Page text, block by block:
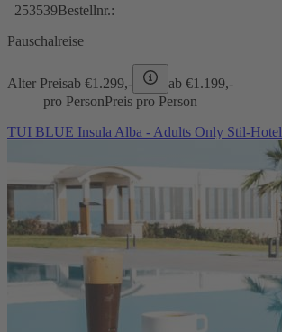
253539Bestellnr.:
Pauschalreise
Alter Preisab €1.299,- ab €1.199,-
pro PersonPreis pro Person
TUI BLUE Insula Alba - Adults Only Stil-Hotel